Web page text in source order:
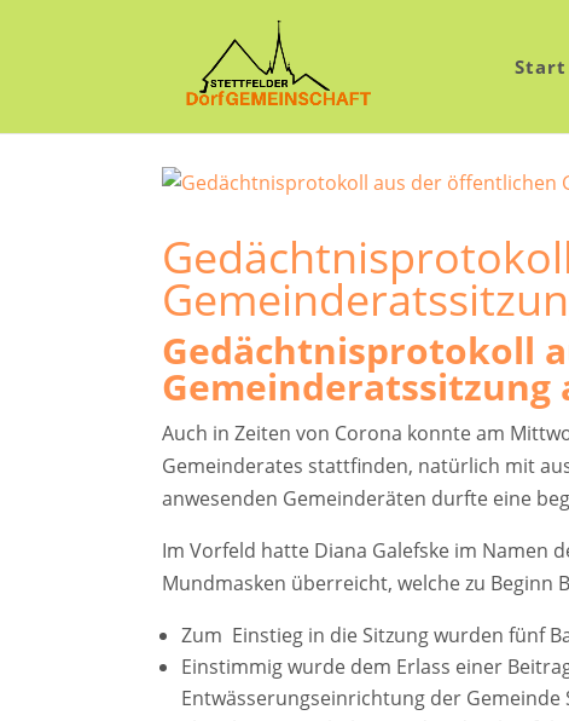
Start
Gedächtnisprotokoll
Gemeinderatssitzung
Auch in Zeiten von Corona konnte am
Gemeinderates stattfinden, natürlich mit
anwesenden Gemeinderäten durfte eine
Im Vorfeld hatte Diana Galefske im Namen
Mundmasken überreicht, welche zu Beginn
Zum Einstieg in die Sitzung wurden fünf
Einstimmig wurde dem Erlass einer
Entwässerungseinrichtung der